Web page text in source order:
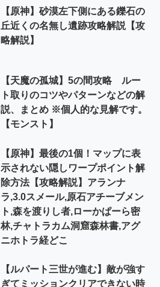
【原神】砂漠左下側にある鑠石の
丘近くの名無し遺跡攻略解説【攻
略解説】
【天魔の孤城】5の間攻略 ルー
ト取りのコツやパターンなどの解
説、まとめ ※個人的な見解です。
【モンスト】
【原神】最後の1個！マップに表
示されない隠しワープポイント解
除方法【攻略解説】アランナ
ラ,3.0スメール,原石アチーブメン
ト,森を渡りし者,ローかぱーら密
林,チャトラカム洞窟森林書,アグ
ニホトラ経どこ
【ルパート三世が進む】敵が強す
ぎてミッションクリアできない時